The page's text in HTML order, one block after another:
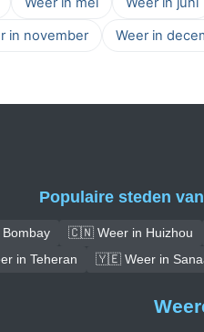
in november Weer in
Populaire steden
🇨🇳 Weer in Huizhou
in Teheran 🇾🇪 Weer in